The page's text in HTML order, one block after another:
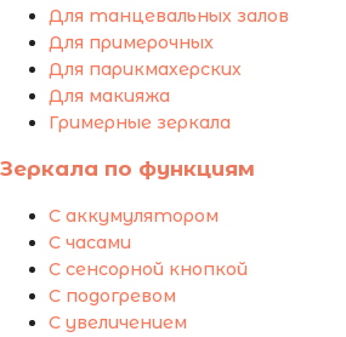
Для танцевальных залов
Для примерочных
Для парикмахерских
Для макияжа
Гримерные зеркала
Зеркала по функциям
С аккумулятором
С часами
С сенсорной кнопкой
С подогревом
С увеличением